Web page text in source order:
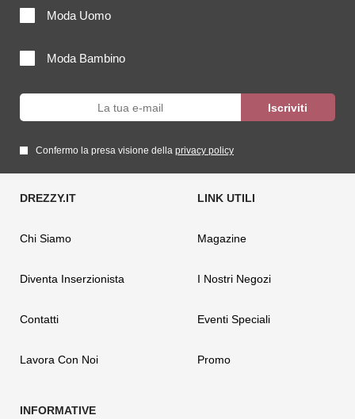
Moda Uomo
Moda Bambino
Confermo la presa visione della privacy policy
Chi Siamo
Diventa Inserzionista
Contatti
Lavora Con Noi
Magazine
I Nostri Negozi
Eventi Speciali
Promo